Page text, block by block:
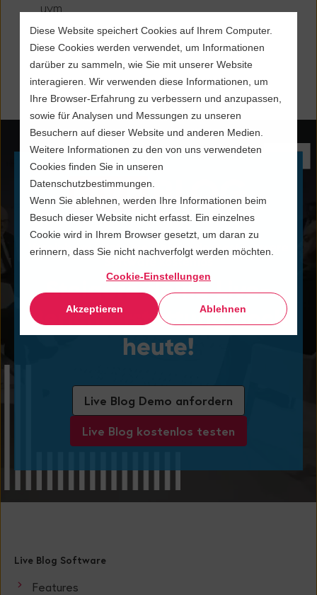
Diese Website speichert Cookies auf Ihrem Computer.
Diese Cookies werden verwendet, um Informationen
darüber zu sammeln, wie Sie mit unserer Website
interagieren. Wir verwenden diese Informationen, um
Ihre Browser-Erfahrung zu verbessern und anzupassen,
sowie für Analysen und Messungen zu unseren
Besuchern auf dieser Website und anderen Medien.
Weitere Informationen zu den von uns verwendeten
Cookies finden Sie in unseren
Datenschutzbestimmungen.
Wenn Sie ablehnen, werden Ihre Informationen beim
Besuch dieser Website nicht erfasst. Ein einzelnes
Cookie wird in Ihrem Browser gesetzt, um daran zu
erinnern, dass Sie nicht nachverfolgt werden möchten.
Cookie-Einstellungen
Akzeptieren Ablehnen
uvm.
Vereinbare jetzt eine Demo oder teste unsere
Software kostenlos
Steigere deine Live-
Berichterstattung noch
heute!
Live Blog Demo anfordern
Live Blog kostenlos testen
Live Blog Software
Features